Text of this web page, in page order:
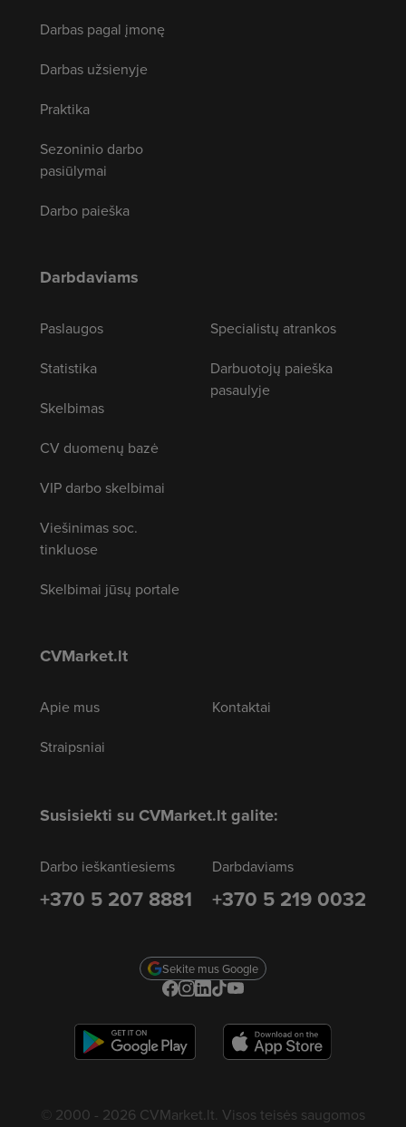
Darbas pagal įmonę
Darbas užsienyje
Praktika
Sezoninio darbo
pasiūlymai
Darbo paieška
Darbdaviams
Paslaugos
Statistika
Skelbimas
CV duomenų bazė
VIP darbo skelbimai
Viešinimas soc.
tinkluose
Skelbimai jūsų portale
Specialistų atrankos
Darbuotojų paieška
pasaulyje
CVMarket.lt
Apie mus
Straipsniai
Kontaktai
Susisiekti su CVMarket.lt galite:
Darbo ieškantiesiems
+370 5 207 8881
Darbdaviams
+370 5 219 0032
Sekite mus Google
© 2000 - 2026 CVMarket.lt. Visos teisės saugomos